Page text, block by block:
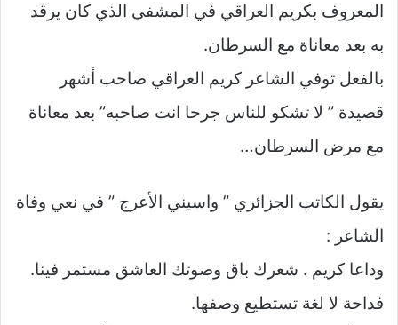
المعروف بكريم العراقي في المشفى الذي كان يرقد
به بعد معاناة مع السرطان.
بالفعل توفي الشاعر كريم العراقي صاحب أشهر
قصيدة ” لا تشكو للناس جرحا انت صاحبه” بعد معاناة
مع مرض السرطان…
يقول الكاتب الجزائري ” واسيني الأعرج ” في نعي وفاة
الشاعر :
وداعا كريم . شعرك باق وصوتك العاشق مستمر فينا.
فداحة لا لغة تستطيع وصفها.